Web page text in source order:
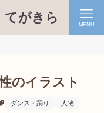
がきら MENU
のイラスト
ダンス・踊り 人物